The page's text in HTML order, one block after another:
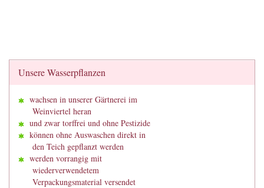
Unsere Wasserpflanzen
wachsen in unserer Gärtnerei im
Weinviertel heran
und zwar torffrei und ohne Pestizide
können ohne Auswaschen direkt in
den Teich gepflanzt werden
werden vorrangig mit
wiederverwendetem
Verpackungsmaterial versendet